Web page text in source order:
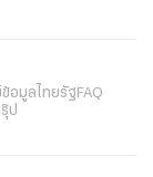
อมูลไทยรัฐFAQ
ป